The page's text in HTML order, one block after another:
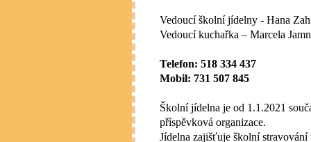
Vedoucí školní jídelny - Hana
Vedoucí kuchařka – Marcela
Telefon: 518 334 437
Mobil: 731 507 845
Školní jídelna je od 1.1.2021
příspěvková organizace.
Jídelna zajišťuje školní